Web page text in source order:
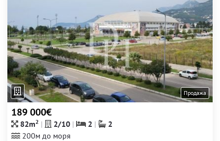
Продажа
189 000€
82m2 2/10 2
2
200м до моря